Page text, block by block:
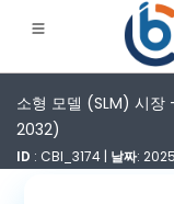
소형 모델 (SLM) 시
2032)
ID : CBI_3174 | 날짜: